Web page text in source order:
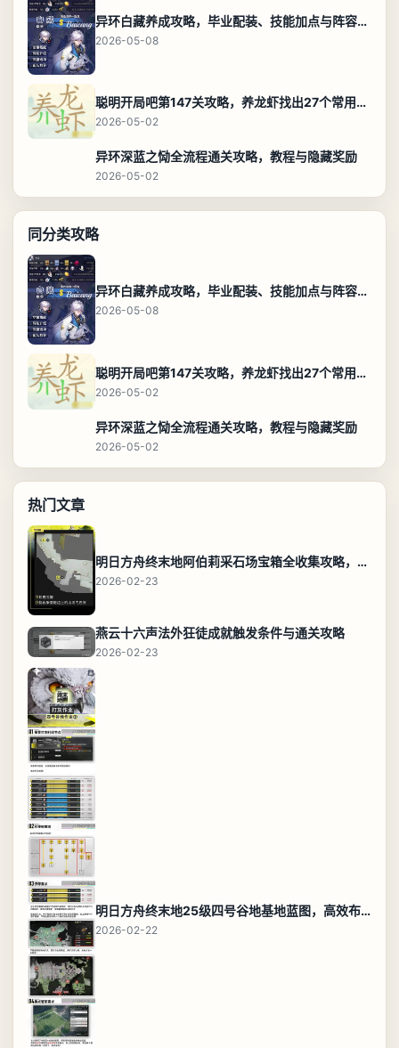
异环白藏养成攻略，毕业配装、技能加点与阵容搭配保姆级解析
2026-05-08
聪明开局吧第147关攻略，养龙虾找出27个常用字通关答案
2026-05-02
异环深蓝之恸全流程通关攻略，教程与隐藏奖励
2026-05-02
同分类攻略
异环白藏养成攻略，毕业配装、技能加点与阵容搭配保姆级解析
2026-05-08
聪明开局吧第147关攻略，养龙虾找出27个常用字通关答案
2026-05-02
异环深蓝之恸全流程通关攻略，教程与隐藏奖励
2026-05-02
热门文章
明日方舟终末地阿伯莉采石场宝箱全收集攻略，全点位分布图与路线
2026-02-23
燕云十六声法外狂徒成就触发条件与通关攻略
2026-02-23
明日方舟终末地25级四号谷地基地蓝图，高效布局规划
2026-02-22